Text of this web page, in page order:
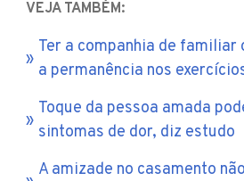
VEJA TAMBÉM:
Ter a companhia de
a permanência nos
Toque da pessoa amada
sintomas de dor, diz estudo
A amizade no casamento